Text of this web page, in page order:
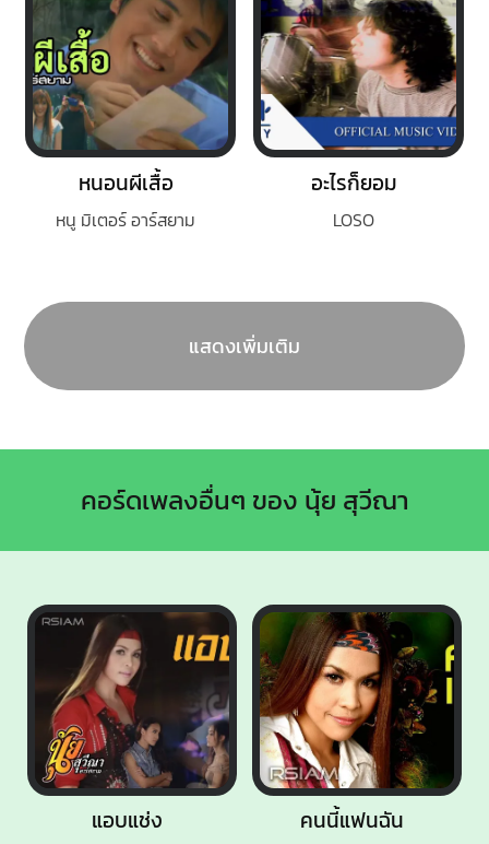
หนอนผีเสื้อ
หนู มิเตอร์ อาร์สยาม
อะไรก็ยอม
LOSO
แสดงเพิ่มเติม
คอร์ดเพลงอื่นๆ ของ นุ้ย สุวีณา
แอบแช่ง คนนี้แฟนฉัน